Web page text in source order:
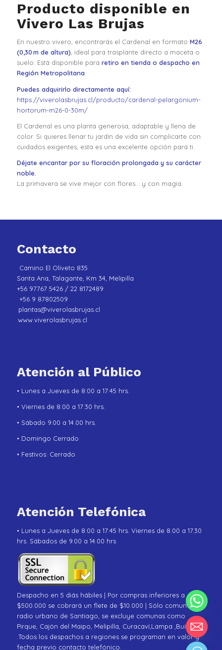
Producto disponible en
Vivero Las Brujas
En nuestro vivero, encontrarás el Cardenal en formato M26
(0,30 m de altura), ideal para trasplante directo a maceta o
suelo. Está disponible para retiro en tienda o despacho en
Región Metropolitana.
Puedes adquirirlo directamente aquí:
https://viverolasbrujas.cl/producto/cardenal-pelargonium-
hortorum-m26-0-30m/
El Cardenal es una planta generosa, adaptable y llena de
color. Si quieres llenar tu jardín de vida sin complicarte con
cuidados exigentes, esta es una excelente opción para ti.
Déjate encantar por su floración prolongada y su carácter
noble.
La primavera se vive mejor con flores… y con magia.
Contacto
Camino El Oliveto 835
Santa Ana, Talagante, Km 34, Melipilla
+56 97767 5426 / 22 8172489
+56 9 87802509
plantas@viverolasbrujas.cl
www.viverolasbrujas.cl
Atención al Público
• Lunes a Jueves de 8:00 a 17:45 hrs.
• Viernes de 8:00 a 17:30 hrs.
• Sábado 9.00 a 14.00 hrs.
• Domingo Cerrado
• Festivos: Cerrado
Atención Telefónica
• Lunes a Jueves de 8:00 a 17:45 hrs. Viernes de 8.00 a 17.30
hrs. Sábados de 9.00 a 14.00 hrs
Despacho en 5 diás hábiles | Por compras inferiores a
$500.000 se cobrará un flete de $10.000 | Sólo comunas de
radio urbano de Santiago, se excluye comunas como
Pirque, Cajón del Maipo, Melipilla, Curacaví,Lampa ,Buin
.Todos los despachos a regiones se programan en valor y
fecha previo contacto telefónico.